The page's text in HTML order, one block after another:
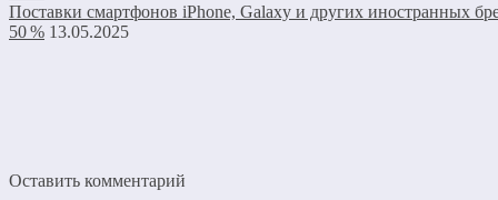
Поставки смартфонов iPhone, Galaxy и других иностранных
50 % 13.05.2025
Оставить комментарий